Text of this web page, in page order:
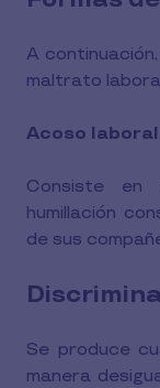
A
maltrato
Acoso
Consiste en
humillación
de sus
Se produce
manera